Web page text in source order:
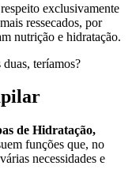
exclusivamente
ressecados, por
nutrição e hidratação.
teríamos?
de Hidratação,
funções que, no
necessidades e